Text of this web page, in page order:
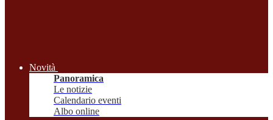
Novità
Panoramica
Le notizie
Calendario eventi
Albo online